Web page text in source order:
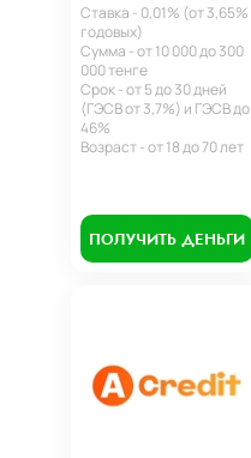
Ставка - 0,01% (от 3,65%
годовых)
Сумма - от 10 000 до 300
000 тенге
Срок - от 5 до 30 дней
(ГЭСВ от 3,7%) и ГЭСВ до
46%
Возраст - от 18 до 70 лет
ПОЛУЧИТЬ ДЕНЬГИ